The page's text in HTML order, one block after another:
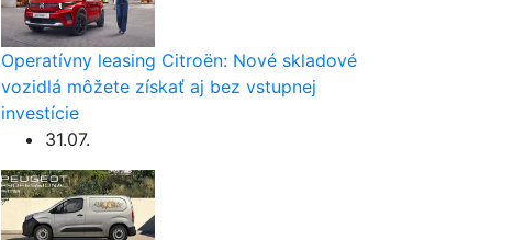
Operatívny leasing Citroën: Nové skladové
vozidlá môžete získať aj bez vstupnej
investície
31.07.